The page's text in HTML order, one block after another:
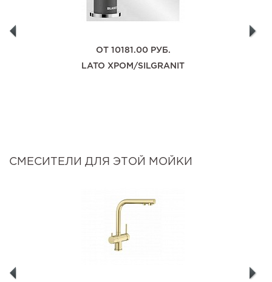
ОТ 10181.00РУБ.
LATO ХРОМ/SILGRANIT
СМЕСИТЕЛИ ДЛЯ ЭТОЙ МОЙКИ